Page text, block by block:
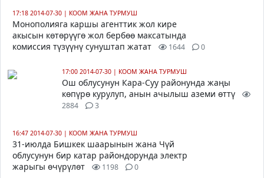
17:18 2014-07-30 | КООМ ЖАНА ТУРМУШ
Монополияга каршы агенттик жол кире
акысын көтөрүүгө жол бербөө максатында
комиссия түзүүнү сунуштап жатат
1644 0
17:00 2014-07-30 | КООМ ЖАНА ТУРМУШ
Ош облусунун Кара-Суу районунда жаңы
көпүрө курулуп, анын ачылыш аземи өттү
2884 3
16:47 2014-07-30 | КООМ ЖАНА ТУРМУШ
31-июлда Бишкек шаарынын жана Чүй
облусунун бир катар райондорунда электр
жарыгы өчүрүлөт
1198 0